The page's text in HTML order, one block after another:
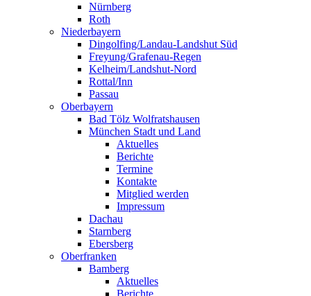
Nürnberg
Roth
Niederbayern
Dingolfing/Landau-Landshut Süd
Freyung/Grafenau-Regen
Kelheim/Landshut-Nord
Rottal/Inn
Passau
Oberbayern
Bad Tölz Wolfratshausen
München Stadt und Land
Aktuelles
Berichte
Termine
Kontakte
Mitglied werden
Impressum
Dachau
Starnberg
Ebersberg
Oberfranken
Bamberg
Aktuelles
Berichte